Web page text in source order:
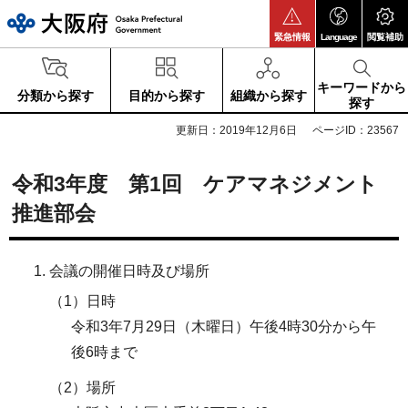
緊急情報 Language 閲覧補助
分類から探す 目的から探す 組織から探す
キーワードから
探す
更新日：2019年12月6日 ページID：23567
令和3年度 第1回 ケアマネジメント
推進部会
会議の開催日時及び場所
（1）日時
令和3年7月29日（木曜日）午後4時30分から午
後6時まで
（2）場所